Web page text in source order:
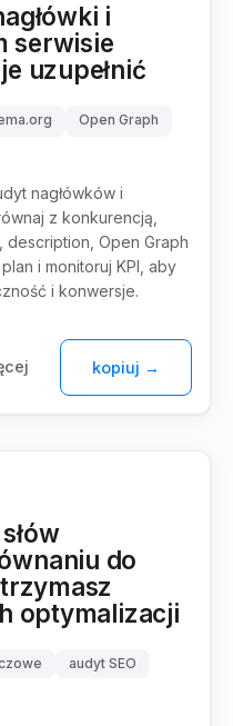
i
serwisie
uzupełnić
Open Graph
nagłówków i
z konkurencją,
Open Graph
i monitoruj KPI, aby
i konwersje.
kopiuj →
do
optymalizacji
audyt SEO